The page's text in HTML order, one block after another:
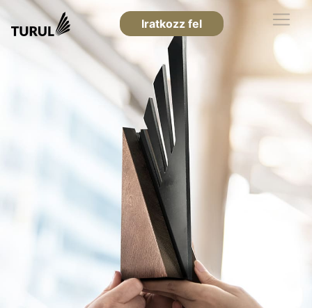
Iratkozz fel